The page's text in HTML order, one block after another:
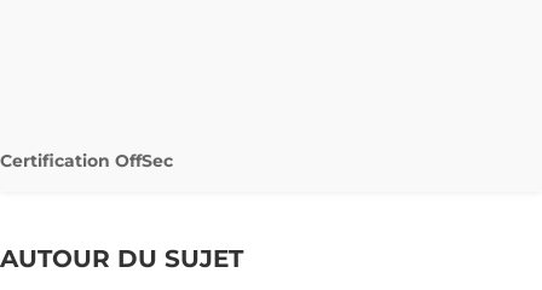
Certification OffSec
AUTOUR DU SUJET